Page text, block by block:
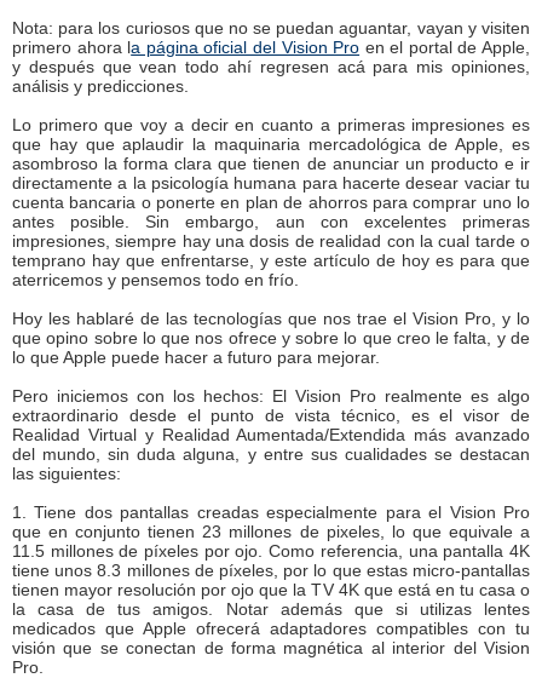
Nota: para los curiosos que no se puedan aguantar, vayan y visiten
primero ahora la página oficial del Vision Pro en el portal de Apple,
y después que vean todo ahí regresen acá para mis opiniones,
análisis y predicciones.
Lo primero que voy a decir en cuanto a primeras impresiones es
que hay que aplaudir la maquinaria mercadológica de Apple, es
asombroso la forma clara que tienen de anunciar un producto e ir
directamente a la psicología humana para hacerte desear vaciar tu
cuenta bancaria o ponerte en plan de ahorros para comprar uno lo
antes posible. Sin embargo, aun con excelentes primeras
impresiones, siempre hay una dosis de realidad con la cual tarde o
temprano hay que enfrentarse, y este artículo de hoy es para que
aterricemos y pensemos todo en frío.
Hoy les hablaré de las tecnologías que nos trae el Vision Pro, y lo
que opino sobre lo que nos ofrece y sobre lo que creo le falta, y de
lo que Apple puede hacer a futuro para mejorar.
Pero iniciemos con los hechos: El Vision Pro realmente es algo
extraordinario desde el punto de vista técnico, es el visor de
Realidad Virtual y Realidad Aumentada/Extendida más avanzado
del mundo, sin duda alguna, y entre sus cualidades se destacan
las siguientes:
1. Tiene dos pantallas creadas especialmente para el Vision Pro
que en conjunto tienen 23 millones de pixeles, lo que equivale a
11.5 millones de píxeles por ojo. Como referencia, una pantalla 4K
tiene unos 8.3 millones de píxeles, por lo que estas micro-pantallas
tienen mayor resolución por ojo que la TV 4K que está en tu casa o
la casa de tus amigos. Notar además que si utilizas lentes
medicados que Apple ofrecerá adaptadores compatibles con tu
visión que se conectan de forma magnética al interior del Vision
Pro.